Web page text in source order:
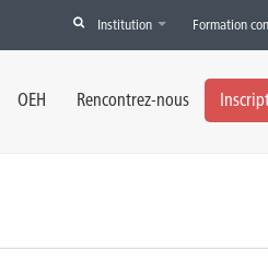
Institution Formation
OEH Rencontrez-nous
Samedi 22 avril 2023 : JPO !